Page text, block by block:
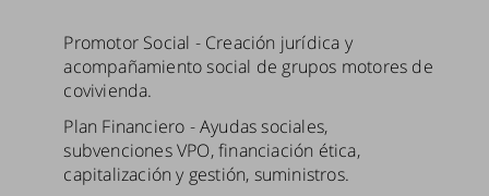
Promotor Social - Creación jurídica y
acompañamiento social de grupos motores de
covivienda.
Plan Financiero - Ayudas sociales,
subvenciones VPO, financiación ética,
capitalización y gestión, suministros.